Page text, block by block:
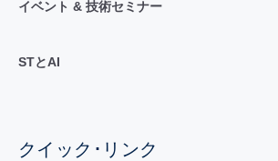
イベント & 技術セミナー
STとAI
クイック･リンク